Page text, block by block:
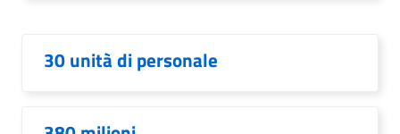
30 unità di personale